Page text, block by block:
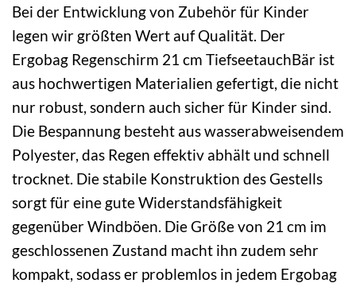
Bei der Entwicklung von Zubehör für Kinder
legen wir größten Wert auf Qualität. Der
Ergobag Regenschirm 21 cm TiefseetauchBär ist
aus hochwertigen Materialien gefertigt, die nicht
nur robust, sondern auch sicher für Kinder sind.
Die Bespannung besteht aus wasserabweisendem
Polyester, das Regen effektiv abhält und schnell
trocknet. Die stabile Konstruktion des Gestells
sorgt für eine gute Widerstandsfähigkeit
gegenüber Windböen. Die Größe von 21 cm im
geschlossenen Zustand macht ihn zudem sehr
kompakt, sodass er problemlos in jedem Ergobag